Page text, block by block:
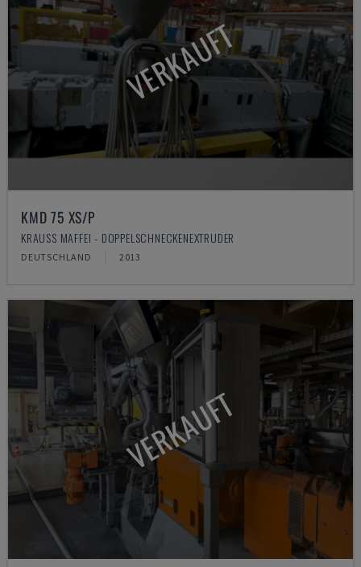
VERKAUFT
KMD 75 XS/P
KRAUSS MAFFEI - DOPPELSCHNECKENEXTRUDER
DEUTSCHLAND 2013
VERKAUFT